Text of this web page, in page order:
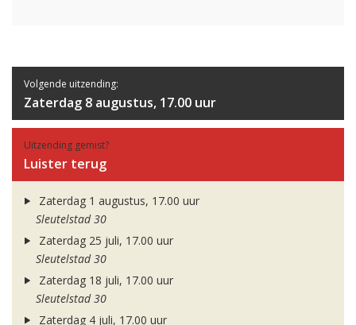
Volgende uitzending:
Zaterdag 8 augustus, 17.00 uur
Uitzending gemist?
Luister terug
Zaterdag 1 augustus, 17.00 uur
Sleutelstad 30
Zaterdag 25 juli, 17.00 uur
Sleutelstad 30
Zaterdag 18 juli, 17.00 uur
Sleutelstad 30
Zaterdag 4 juli, 17.00 uur